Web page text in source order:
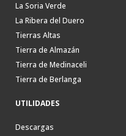
La Soria Verde
La Ribera del Duero
Tierras Altas
Tierra de Almazán
Tierra de Medinaceli
Tierra de Berlanga
UTILIDADES
Descargas